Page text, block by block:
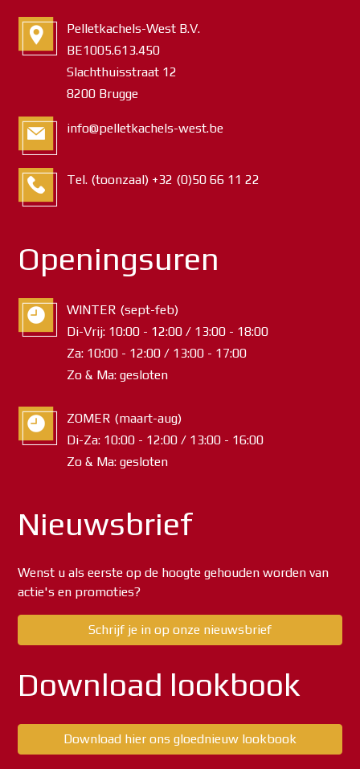
Pelletkachels-West B.V.
BE1005.613.450
Slachthuisstraat 12
8200 Brugge
info@pelletkachels-west.be
Tel. (toonzaal) +32 (0)50 66 11 22
Openingsuren
WINTER (sept-feb)
Di-Vrij: 10:00 - 12:00 / 13:00 - 18:00
Za: 10:00 - 12:00 / 13:00 - 17:00
Zo & Ma: gesloten
ZOMER (maart-aug)
Di-Za: 10:00 - 12:00 / 13:00 - 16:00
Zo & Ma: gesloten
Nieuwsbrief
Wenst u als eerste op de hoogte gehouden worden van
actie's en promoties?
Schrijf je in op onze nieuwsbrief
Download lookbook
Download hier ons gloednieuw lookbook